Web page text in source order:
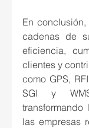
En
cadenas de
eficiencia,
clientes y
como GPS,
SGI y
las empresas